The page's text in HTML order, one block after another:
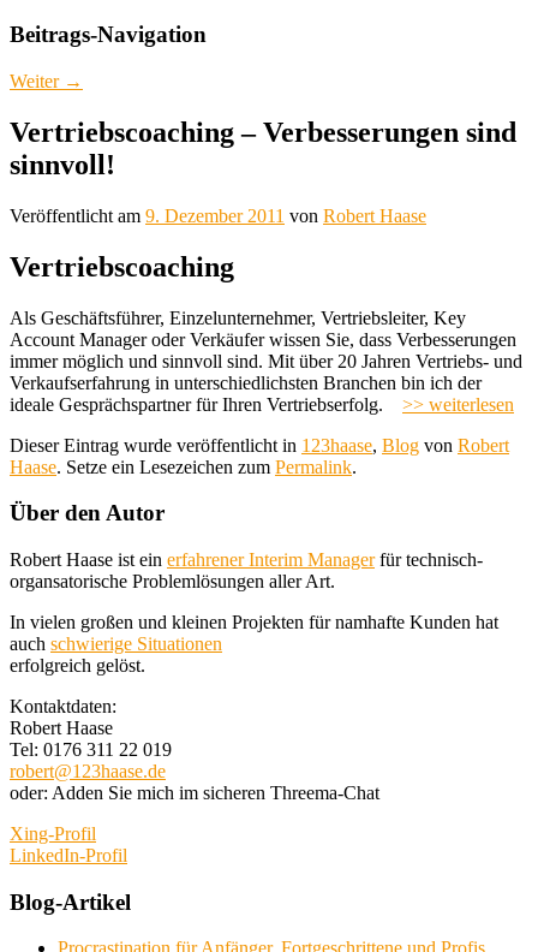
Beitrags-Navigation
Weiter →
Vertriebscoaching – Verbesserungen sind
sinnvoll!
Veröffentlicht am 9. Dezember 2011 von Robert Haase
Vertriebscoaching
Als Geschäftsführer, Einzelunternehmer, Vertriebsleiter, Key
Account Manager oder Verkäufer wissen Sie, dass Verbesserungen
immer möglich und sinnvoll sind. Mit über 20 Jahren Vertriebs- und
Verkaufserfahrung in unterschiedlichsten Branchen bin ich der
ideale Gesprächspartner für Ihren Vertriebserfolg. >> weiterlesen
Dieser Eintrag wurde veröffentlicht in 123haase, Blog von Robert
Haase. Setze ein Lesezeichen zum Permalink.
Über den Autor
Robert Haase ist ein erfahrener Interim Managerfür technisch-
organsatorische Problemlösungen aller Art.
In vielen großen und kleinen Projekten für namhafte Kunden hat
auch schwierige Situationen
erfolgreich gelöst.
Kontaktdaten:
Robert Haase
Tel: 0176 311 22 019
robert@123haase.de
oder: Adden Sie mich im sicheren Threema-Chat
Xing-Profil
LinkedIn-Profil
Blog-Artikel